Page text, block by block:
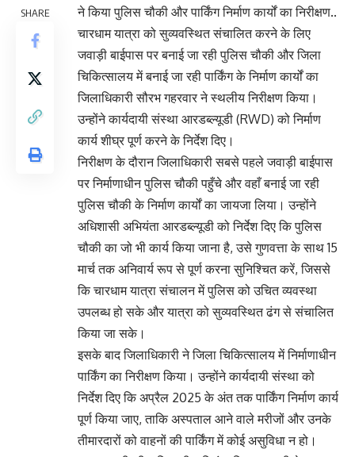
SHARE
ने किया पुलिस चौकी और पार्किंग निर्माण कार्यों का निरीक्षण..
चारधाम यात्रा को सुव्यवस्थित संचालित करने के लिए
जवाड़ी बाईपास पर बनाई जा रही पुलिस चौकी और जिला
चिकित्सालय में बनाई जा रही पार्किंग के निर्माण कार्यों का
जिलाधिकारी सौरभ गहरवार ने स्थलीय निरीक्षण किया।
उन्होंने कार्यदायी संस्था आरडब्ल्यूडी (RWD) को निर्माण
कार्य शीघ्र पूर्ण करने के निर्देश दिए।
निरीक्षण के दौरान जिलाधिकारी सबसे पहले जवाड़ी बाईपास
पर निर्माणाधीन पुलिस चौकी पहुँचे और वहाँ बनाई जा रही
पुलिस चौकी के निर्माण कार्यों का जायजा लिया। उन्होंने
अधिशासी अभियंता आरडब्ल्यूडी को निर्देश दिए कि पुलिस
चौकी का जो भी कार्य किया जाना है, उसे गुणवत्ता के साथ 15
मार्च तक अनिवार्य रूप से पूर्ण करना सुनिश्चित करें, जिससे
कि चारधाम यात्रा संचालन में पुलिस को उचित व्यवस्था
उपलब्ध हो सके और यात्रा को सुव्यवस्थित ढंग से संचालित
किया जा सके।
इसके बाद जिलाधिकारी ने जिला चिकित्सालय में निर्माणाधीन
पार्किंग का निरीक्षण किया। उन्होंने कार्यदायी संस्था को
निर्देश दिए कि अप्रैल 2025 के अंत तक पार्किंग निर्माण कार्य
पूर्ण किया जाए, ताकि अस्पताल आने वाले मरीजों और उनके
तीमारदारों को वाहनों की पार्किंग में कोई असुविधा न हो।